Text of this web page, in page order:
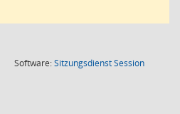
Software:SitzungsdienstSession(Wird in